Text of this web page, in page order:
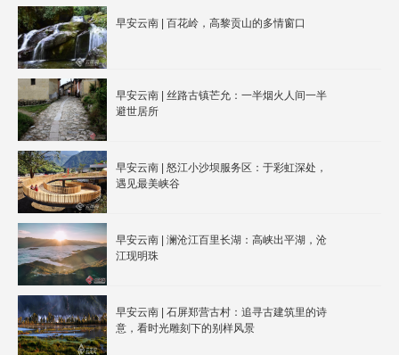
早安云南 | 百花岭，高黎贡山的多情窗口
早安云南 | 丝路古镇芒允：一半烟火人间一半
避世居所
早安云南 | 怒江小沙坝服务区：于彩虹深处，
遇见最美峡谷
早安云南 | 澜沧江百里长湖：高峡出平湖，沧
江现明珠
早安云南 | 石屏郑营古村：追寻古建筑里的诗
意，看时光雕刻下的别样风景